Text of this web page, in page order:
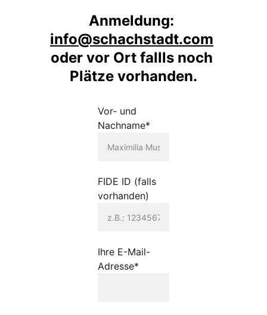
Anmeldung:
info@schachstadt.com
oder vor Ort fallls noch
Plätze vorhanden.
Vor- und
Nachname*
FIDE ID (falls
vorhanden)
Ihre E-Mail-
Adresse*